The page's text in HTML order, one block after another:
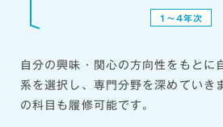
1〜4年次
自分の興味・関心の方向性をもとに
系を選択し、専門分野を深めていき
の科目も履修可能です。
け、多様な視点を持つ大切さに
※掲載内容は2026年